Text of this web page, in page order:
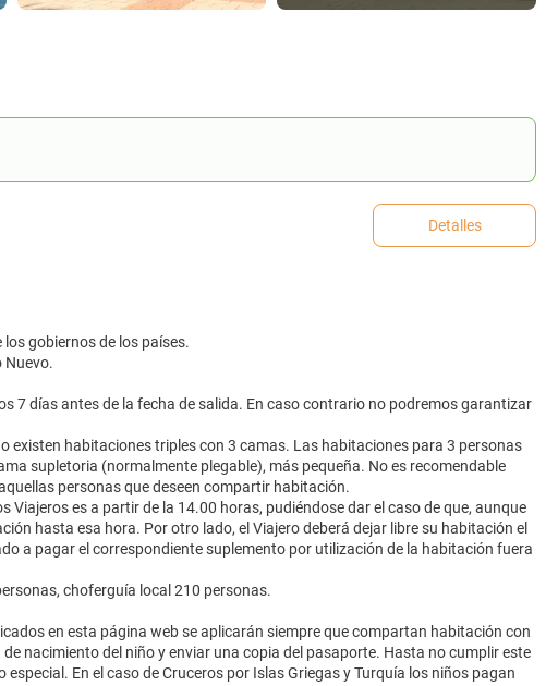
Detalles
gobiernos de los países.
Nuevo.
7 días antes de la fecha de salida. En caso contrario no podremos garantizar
existen habitaciones triples con 3 camas. Las habitaciones para 3 personas
supletoria (normalmente plegable), más pequeña. No es recomendable
personas que deseen compartir habitación.
Viajeros es a partir de la 14.00 horas, pudiéndose dar el caso de que, aunque
hasta esa hora. Por otro lado, el Viajero deberá dejar libre su habitación el
a pagar el correspondiente suplemento por utilización de la habitación fuera
choferguía local 210 personas.
en esta página web se aplicarán siempre que compartan habitación con
nacimiento del niño y enviar una copia del pasaporte. Hasta no cumplir este
En el caso de Cruceros por Islas Griegas y Turquía los niños pagan